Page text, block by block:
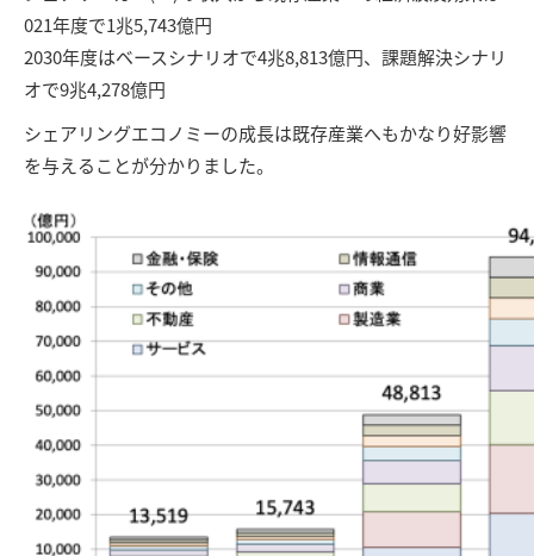
021年度で1兆5,743億円
2030年度はベースシナリオで4兆8,813億円、課題解決シナリ
オで9兆4,278億円
シェアリングエコノミーの成長は既存産業へもかなり好影響
を与えることが分かりました。